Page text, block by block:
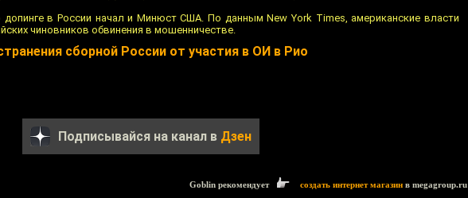
в России начал и Минюст США. По данным New York Times, американские власти
чиновников обвинения в мошенничестве.
сборной России от участия в ОИ в Рио
Подписывайся на канал в Дзен
Goblin рекомендует создать интернет магазин в megagroup.ru